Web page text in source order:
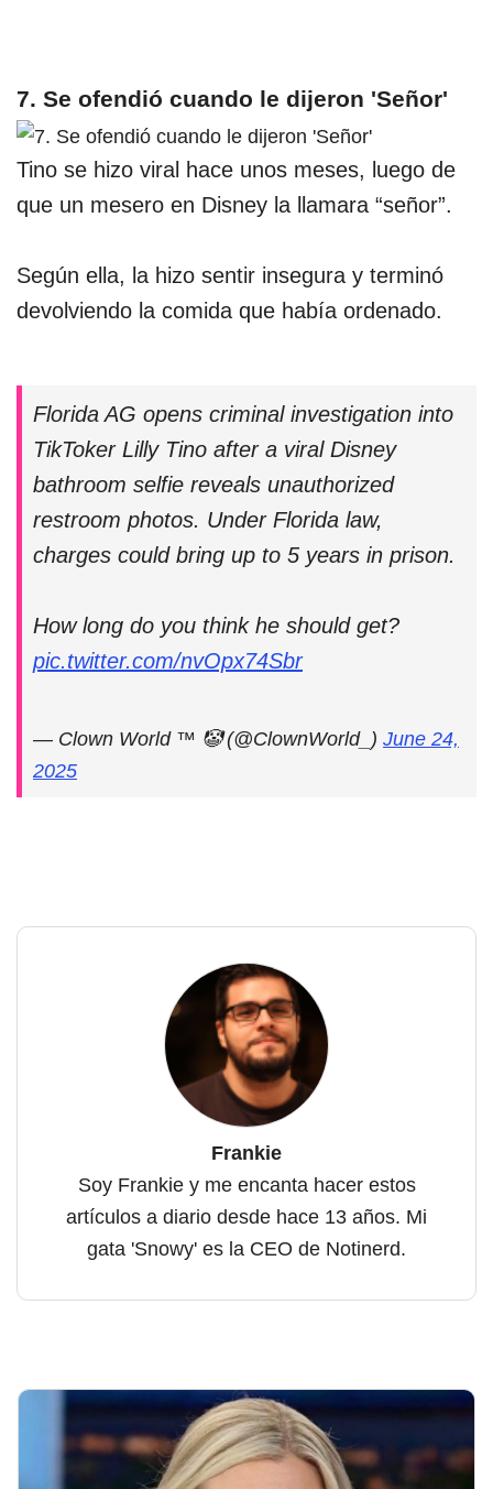
7. Se ofendió cuando le dijeron 'Señor'
Tino se hizo viral hace unos meses, luego de
que un mesero en Disney la llamara “señor”.
Según ella, la hizo sentir insegura y terminó
devolviendo la comida que había ordenado.
Florida AG opens criminal investigation into
TikToker Lilly Tino after a viral Disney
bathroom selfie reveals unauthorized
restroom photos. Under Florida law,
charges could bring up to 5 years in prison.
How long do you think he should get?
pic.twitter.com/nvOpx74Sbr
— Clown World ™ 🤡 (@ClownWorld_) June 24,
2025
Frankie
Soy Frankie y me encanta hacer estos
artículos a diario desde hace 13 años. Mi
gata 'Snowy' es la CEO de Notinerd.